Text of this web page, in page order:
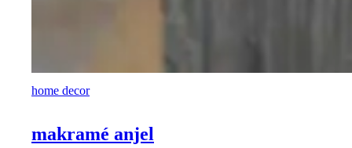
home decor
makramé anjel